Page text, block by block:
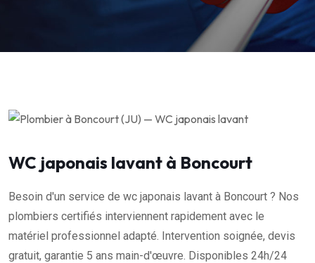
WC japonais lavant à Boncourt
Besoin d'un service de wc japonais lavant à Boncourt ? Nos
plombiers certifiés interviennent rapidement avec le
matériel professionnel adapté. Intervention soignée, devis
gratuit, garantie 5 ans main-d'œuvre. Disponibles 24h/24